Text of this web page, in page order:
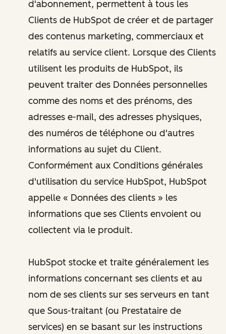
d'abonnement, permettent à tous les
Clients de HubSpot de créer et de partager
des contenus marketing, commerciaux et
relatifs au service client. Lorsque des Clients
utilisent les produits de HubSpot, ils
peuvent traiter des Données personnelles
comme des noms et des prénoms, des
adresses e-mail, des adresses physiques,
des numéros de téléphone ou d'autres
informations au sujet du Client.
Conformément aux Conditions générales
d'utilisation du service HubSpot, HubSpot
appelle « Données des clients » les
informations que ses Clients envoient ou
collectent via le produit.
HubSpot stocke et traite généralement les
informations concernant ses clients et au
nom de ses clients sur ses serveurs en tant
que Sous-traitant (ou Prestataire de
services) en se basant sur les instructions